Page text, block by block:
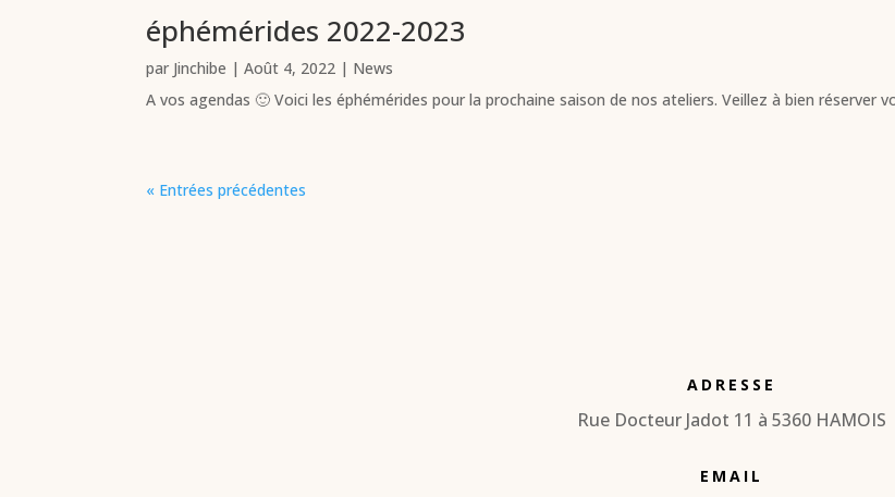
éphémérides 2022-2023
par Jinchibe |Août 4, 2022 | News
A vos agendas 🙂 Voici les éphémérides pour la prochaine saison de nos ateliers. Veillez à bien réserver
« Entrées précédentes
ADRESSE
Rue Docteur Jadot 11 à 5360 HAMOIS
EMAIL